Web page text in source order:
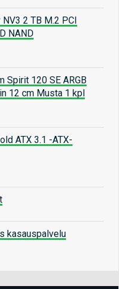
2 TB M.2 PCI
NAND
Spirit 120 SE ARGB
12 cm Musta 1 kpl
ATX 3.1 -ATX-
kasauspalvelu